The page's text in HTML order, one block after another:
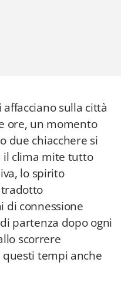
sulla città
ore, un momento
due chiacchere si
il clima mite tutto
lo spirito
tradotto
di connessione
partenza dopo ogni
scorrere
tempi anche